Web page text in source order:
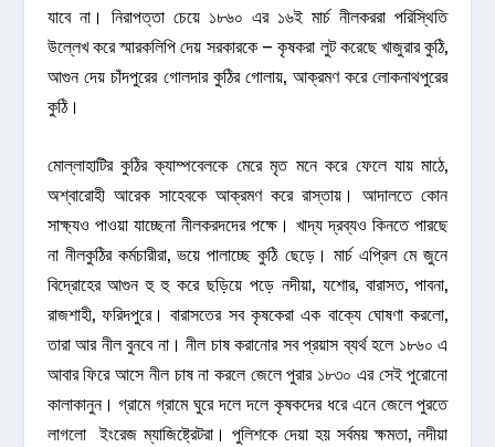
যাবে না। নিরাপত্তা চেয়ে ১৮৬০ এর ১৬ই মার্চ নীলকররা পরিস্থিতি
উল্লেখ করে স্মারকলিপি দেয় সরকারকে – কৃষকরা লুট করেছে খাজুরার কুঠি,
আগুন দেয় চাঁদপুরের গোলদার কুঠির গোলায়, আক্রমণ করে লোকনাথপুরের
কুঠি।
মোল্লাহাটির কুঠির ক্যাম্পবেলকে মেরে মৃত মনে করে ফেলে যায় মাঠে,
অশ্বারোহী আরেক সাহেবকে আক্রমণ করে রাস্তায়। আদালতে কোন
সাক্ষ্যও পাওয়া যাচ্ছেনা নীলকরদদের পক্ষে। খাদ্য দ্রব্যও কিনতে পারছে
না নীলকুঠির কর্মচারীরা, ভয়ে পালাচ্ছে কুঠি ছেড়ে। মার্চ এপ্রিল মে জুনে
বিদ্রোহের আগুন হু হু করে ছড়িয়ে পড়ে নদীয়া, যশোর, বারাসত, পাবনা,
রাজশাহী, ফরিদপুরে। বারাসতের সব কৃষকেরা এক বাক্যে ঘোষণা করলো,
তারা আর নীল বুনবে না। নীল চাষ করানোর সব প্রয়াস ব্যর্থ হলে ১৮৬০ এ
আবার ফিরে আসে নীল চাষ না করলে জেলে পুরার ১৮৩০ এর সেই পুরোনো
কালাকানুন। গ্রামে গ্রামে ঘুরে দলে দলে কৃষকদের ধরে এনে জেলে পুরতে
লাগলো ইংরেজ ম্যাজিষ্ট্রেটরা। পুলিশকে দেয়া হয় সর্বময় ক্ষমতা, নদীয়া